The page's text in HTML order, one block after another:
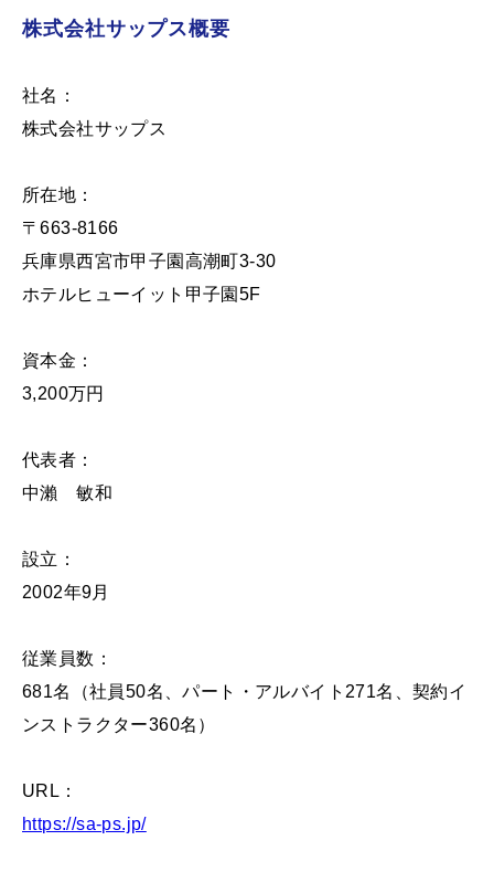
株式会社サップス概要
社名：
株式会社サップス
所在地：
〒663-8166
兵庫県西宮市甲子園高潮町3-30
ホテルヒューイット甲子園5F
資本金：
3,200万円
代表者：
中瀨 敏和
設立：
2002年9月
従業員数：
681名（社員50名、パート・アルバイト271名、契約イ
ンストラクター360名）
URL：
https://sa-ps.jp/